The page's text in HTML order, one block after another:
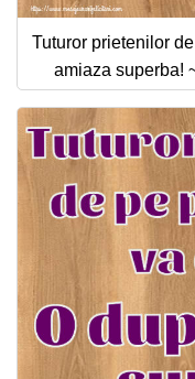
Tuturor prietenilor
amiaza superba!